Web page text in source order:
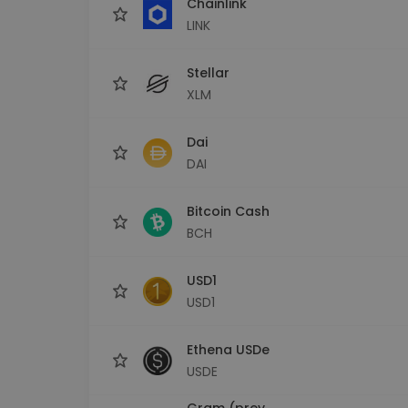
LINK
Stellar
XLM
Dai
DAI
Bitcoin Cash
BCH
USD1
USD1
Ethena USDe
USDE